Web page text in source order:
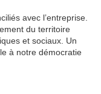
avec l’entreprise.
du territoire
et sociaux. Un
à notre démocratie